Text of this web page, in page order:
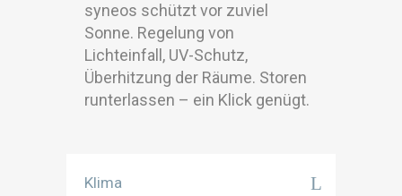
syneos schützt vor zuviel
Sonne. Regelung von
Lichteinfall, UV-Schutz,
Überhitzung der Räume. Storen
runterlassen – ein Klick genügt.
Klima